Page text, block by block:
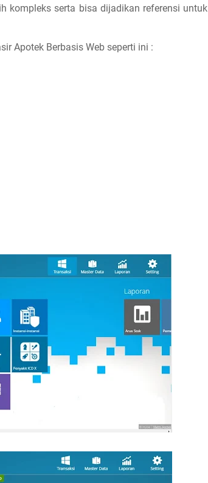
kompleks serta bisa dijadikan referensi untuk
Apotek Berbasis Web seperti ini :